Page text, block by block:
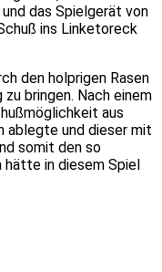
das Spielgerät von
ins Linketoreck
den holprigen Rasen
bringen. Nach einem
aus
ablegte und dieser mit
somit den so
hätte in diesem Spiel